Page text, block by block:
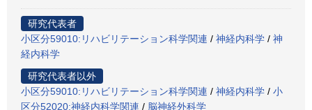
研究代表者
小区分59010:リハビリテーション科学関連 / 神経内科学 / 神
経内科学
研究代表者以外
小区分59010:リハビリテーション科学関連 / 神経内科学 / 小
区分52020:神経内科学関連 / 脳神経外科学